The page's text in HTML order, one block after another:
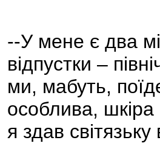
--У мене є два
відпустки –
ми, мабуть,
особлива, шкіра
я здав